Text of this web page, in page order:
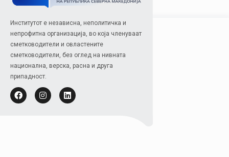
Институтот е независна, неполитичка и
непрофитна организација, во која членуваат
сметководители и овластените
сметководители, без оглед на нивната
национална, верска, расна и друга
припадност.